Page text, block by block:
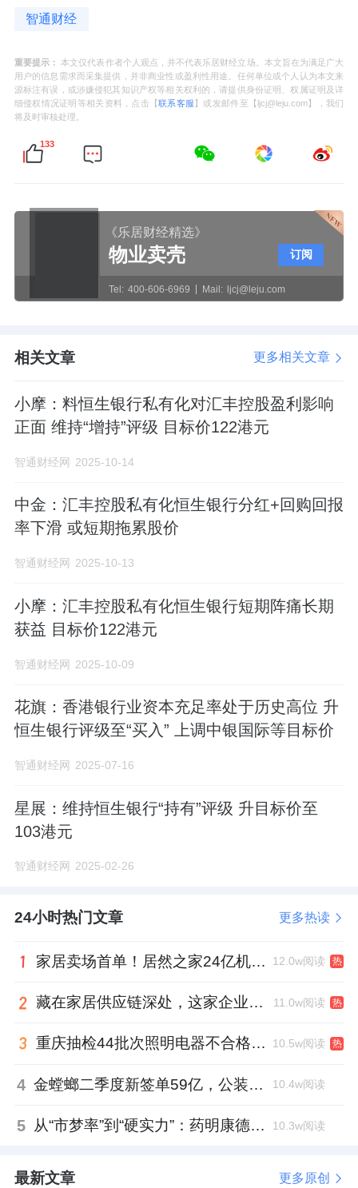
智通财经
重要提示： 本文仅代表作者个人观点，并不代表乐居财经立场。本文旨在为满足广大
用户的信息需求而采集提供，并非商业性或盈利性用途。任何单位或个人认为本文来
源标注有误，或涉嫌侵犯其知识产权等相关权利的，请提供身份证明、权属证明及详
细侵权情况证明等相关资料，点击【联系客服 】或发邮件至【ljcj@leju.com】，我们
将及时审核处理。
133
《乐居财经精选》
物业卖壳
Tel: 400-606-6969 Mail: ljcj@leju.com
订阅
相关文章 更多相关文章
小摩：料恒生银行私有化对汇丰控股盈利影响
正面 维持“增持”评级 目标价122港元
智通财经网 2025-10-14
中金：汇丰控股私有化恒生银行分红+回购回报
率下滑 或短期拖累股价
智通财经网 2025-10-13
小摩：汇丰控股私有化恒生银行短期阵痛长期
获益 目标价122港元
智通财经网 2025-10-09
花旗：香港银行业资本充足率处于历史高位 升
恒生银行评级至“买入” 上调中银国际等目标价
智通财经网 2025-07-16
星展：维持恒生银行“持有”评级 升目标价至
103港元
智通财经网 2025-02-26
24小时热门文章 更多热读
家居卖场首单！居然之家24亿机构间REITs获深交所无异议函 12.0w阅读 热
藏在家居供应链深处，这家企业正在悄悄转型 11.0w阅读 热
重庆抽检44批次照明电器不合格，木林森全资子公司被点名 10.5w阅读 热
4 金螳螂二季度新签单59亿，公装业务贡献逾八成 10.4w阅读
5 从“市梦率”到“硬实力”：药明康德如何用业绩填平2021年估值鸿沟？ 10.3w阅读
最新文章 更多原创